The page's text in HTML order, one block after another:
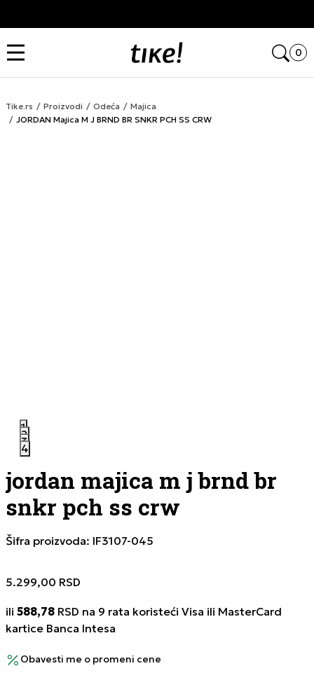
0
Tike.rs Proizvodi Odeća
Majica
JORDAN Majica M J BRND BR SNKR PCH SS CRW
1
2
3
4
jordan majica m j brnd br
snkr pch ss crw
Šifra proizvoda: IF3107-045
5.299,00 RSD
ili 588,78 RSD na 9 rata koristeći Visa ili MasterCard
kartice Banca Intesa
Obavesti me o promeni cene